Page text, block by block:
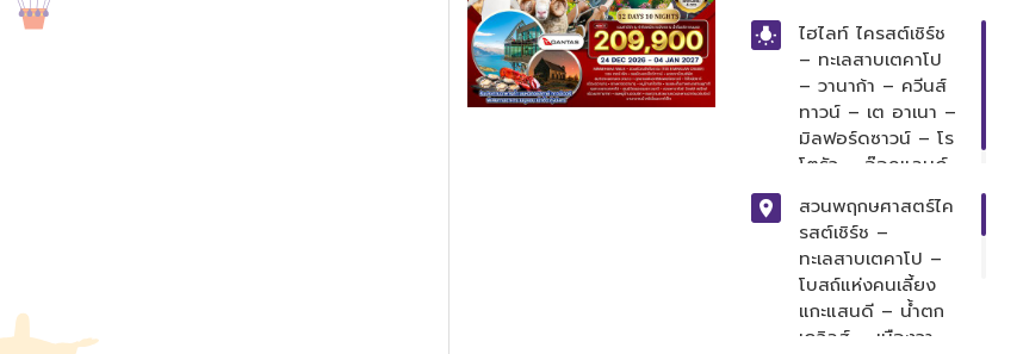
ไฮไลท์ ไครสต์เชิร์ช
– ทะเลสาบเตคาโป
– วานาก้า – ควีนส์
ทาวน์ – เต อาเนา –
มิลฟอร์ดซาวน์ – โร
โตรัว – อ๊อคแลนด์
สวนพฤกษศาสตร์ไค
รสต์เชิร์ช –
ทะเลสาบเตคาโป –
โบสถ์แห่งคนเลี้ยง
แกะแสนดี – น้ำตก
เดวิลส์ – เมืองวา